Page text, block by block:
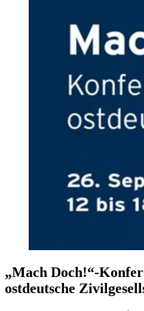
„Mach Doch!“-
ostdeutsche